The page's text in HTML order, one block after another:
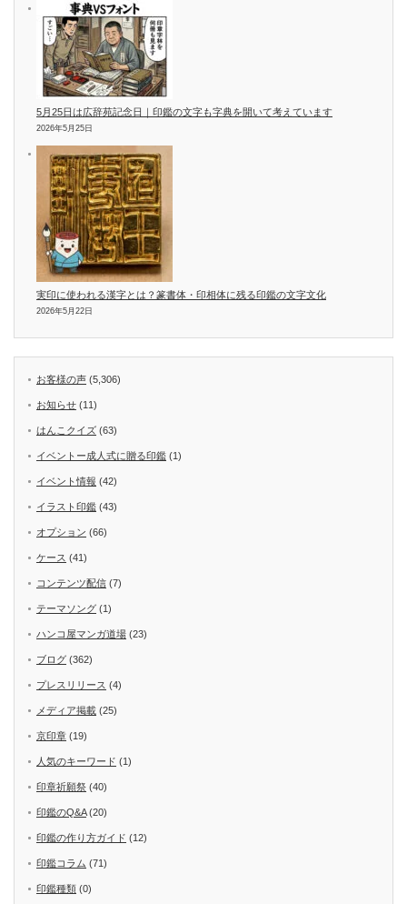
5月25日は広辞苑記念日｜印鑑の文字も字典を開いて考えています
2026年5月25日
実印に使われる漢字とは？篆書体・印相体に残る印鑑の文字文化
2026年5月22日
お客様の声 (5,306)
お知らせ (11)
はんこクイズ (63)
イベントー成人式に贈る印鑑 (1)
イベント情報 (42)
イラスト印鑑 (43)
オプション (66)
ケース (41)
コンテンツ配信 (7)
テーマソング (1)
ハンコ屋マンガ道場 (23)
ブログ (362)
プレスリリース (4)
メディア掲載 (25)
京印章 (19)
人気のキーワード (1)
印章祈願祭 (40)
印鑑のQ&A(20)
印鑑の作り方ガイド (12)
印鑑コラム (71)
印鑑種類 (0)